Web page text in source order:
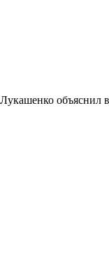
Лукашенко объяснил